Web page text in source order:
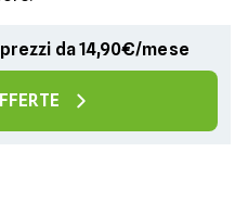
da 14,90€/mese